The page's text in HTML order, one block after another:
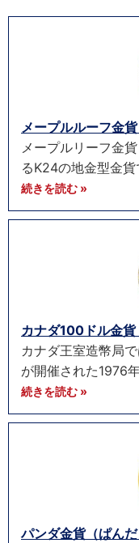
メープルルーフ金
メープルリーフ金
るK24の地金型金貨
続きを読む »
カナダ100ドル金
カナダ王室造幣局
が開催された1976
続きを読む »
パンダ金貨（ぱん